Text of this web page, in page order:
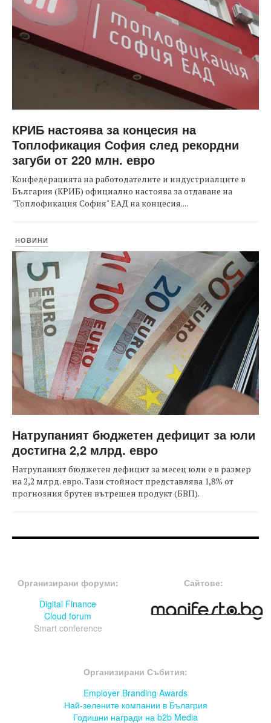
КРИБ настоява за концесия на
Топлофикация София след рекордни
загуби от 220 млн. евро
Конфедерацията на работодателите и индустриалците в
България (КРИБ) официално настоява за отдаване на
"Топлофикация София" ЕАД на концесия....
НОВИНИ
Натрупаният бюджетен дефицит за юли
достигна 2,2 млрд. евро
Натрупаният бюджетен дефицит за месец юли е в размер
на 2,2 млрд. евро. Тази стойност представлява 1,8% от
прогнозния брутен вътрешен продукт (БВП).
Организирани форуми:
Digital Finance
Cloud forum
Smart conference
Сайтове:
Организирани Събития:
Employer Branding Awards
Най-зелените компании в Бълагрия
Годишни награди на b2b Media